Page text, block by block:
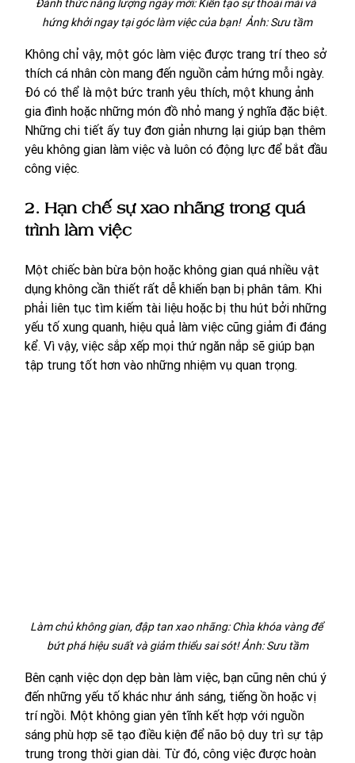
Đánh thức năng lượng ngày mới: Kiến tạo sự thoải mái và
hứng khởi ngay tại góc làm việc của bạn!  Ảnh: Sưu tầm
Không chỉ vậy, một góc làm việc được trang trí theo sở
thích cá nhân còn mang đến nguồn cảm hứng mỗi ngày.
Đó có thể là một bức tranh yêu thích, một khung ảnh
gia đình hoặc những món đồ nhỏ mang ý nghĩa đặc biệt.
Những chi tiết ấy tuy đơn giản nhưng lại giúp bạn thêm
yêu không gian làm việc và luôn có động lực để bắt đầu
công việc.
2. Hạn chế sự xao nhãng trong quá
trình làm việc
Một chiếc bàn bừa bộn hoặc không gian quá nhiều vật
dụng không cần thiết rất dễ khiến bạn bị phân tâm. Khi
phải liên tục tìm kiếm tài liệu hoặc bị thu hút bởi những
yếu tố xung quanh, hiệu quả làm việc cũng giảm đi đáng
kể. Vì vậy, việc sắp xếp mọi thứ ngăn nắp sẽ giúp bạn
tập trung tốt hơn vào những nhiệm vụ quan trọng.
Làm chủ không gian, đập tan xao nhãng: Chìa khóa vàng để
bứt phá hiệu suất và giảm thiểu sai sót! Ảnh: Sưu tầm
Bên cạnh việc dọn dẹp bàn làm việc, bạn cũng nên chú ý
đến những yếu tố khác như ánh sáng, tiếng ồn hoặc vị
trí ngồi. Một không gian yên tĩnh kết hợp với nguồn
sáng phù hợp sẽ tạo điều kiện để não bộ duy trì sự tập
trung trong thời gian dài. Từ đó, công việc được hoàn